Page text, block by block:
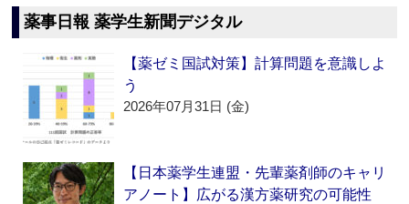
薬事日報 薬学生新聞デジタル
【薬ゼミ国試対策】計算問題を意識しよ
う
2026年07月31日 (金)
【日本薬学生連盟・先輩薬剤師のキャリ
アノート】広がる漢方薬研究の可能性